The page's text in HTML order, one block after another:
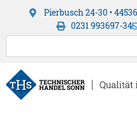
Pierbusch 24-30 •
0231 993697-34